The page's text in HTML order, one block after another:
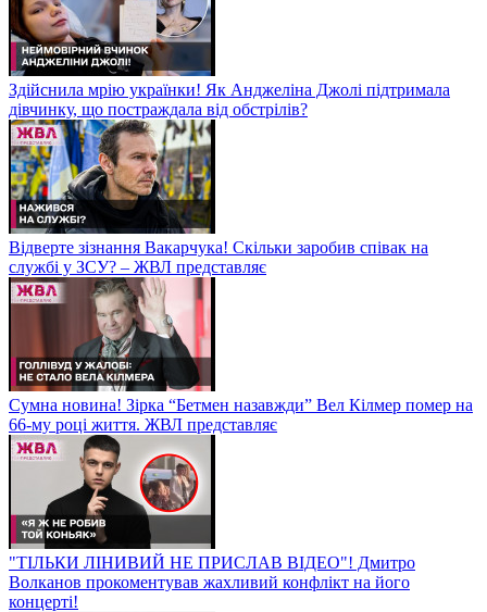
Здійснила мрію українки! Як Анджеліна Джолі підтримала
дівчинку, що постраждала від обстрілів?
Відверте зізнання Вакарчука! Скільки заробив співак на
службі у ЗСУ? – ЖВЛ представляє
Сумна новина! Зірка “Бетмен назавжди” Вел Кілмер помер на
66-му році життя. ЖВЛ представляє
"ТІЛЬКИ ЛІНИВИЙ НЕ ПРИСЛАВ ВІДЕО"! Дмитро
Волканов прокоментував жахливий конфлікт на його
концерті!